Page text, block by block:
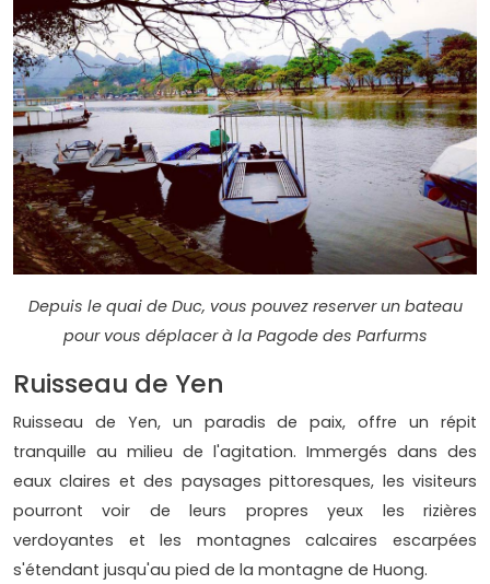
Depuis le quai de Duc, vous pouvez reserver un bateau
pour vous déplacer à la Pagode des Parfurms
Ruisseau de Yen
Ruisseau de Yen, un paradis de paix, offre un répit
tranquille au milieu de l'agitation. Immergés dans des
eaux claires et des paysages pittoresques, les visiteurs
pourront voir de leurs propres yeux les rizières
verdoyantes et les montagnes calcaires escarpées
s'étendant jusqu'au pied de la montagne de Huong.